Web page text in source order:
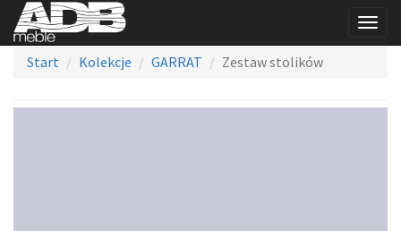
Start
Kolekcje GARRAT Zestaw stolików